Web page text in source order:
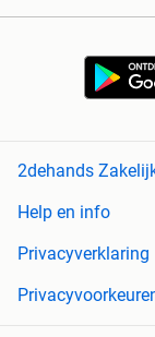
2dehands
Help en info
Privacyverklaring